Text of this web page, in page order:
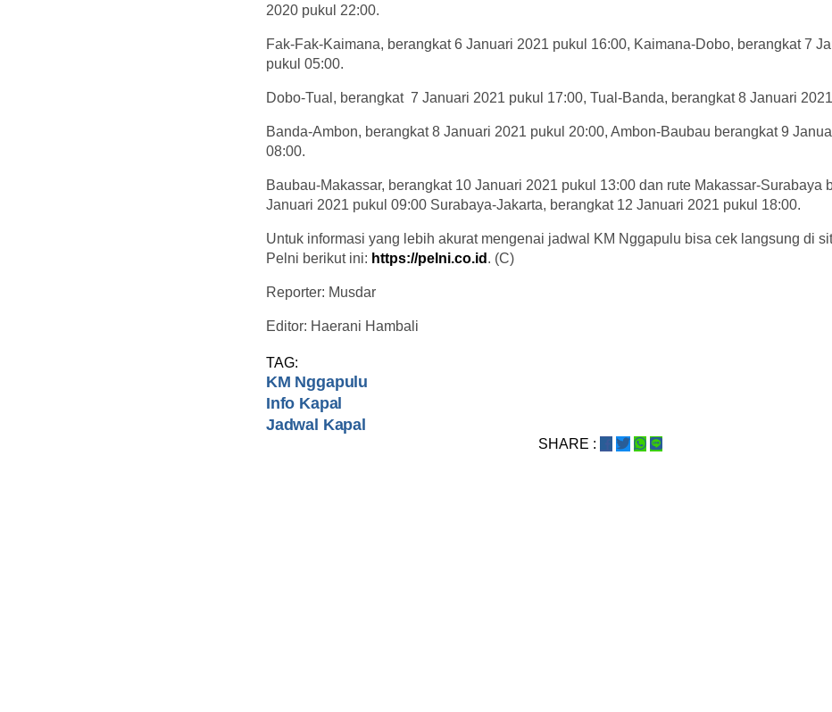
2020 pukul 22:00.
Fak-Fak-Kaimana, berangkat 6 Januari 2021 pukul 16:00, Kaimana-Dobo, berangkat 7
pukul 05:00.
Dobo-Tual, berangkat 7 Januari 2021 pukul 17:00, Tual-Banda, berangkat 8 Januari
Banda-Ambon, berangkat 8 Januari 2021 pukul 20:00, Ambon-Baubau berangkat 9
08:00.
Baubau-Makassar, berangkat 10 Januari 2021 pukul 13:00 dan rute Makassar-Surabaya
Januari 2021 pukul 09:00 Surabaya-Jakarta, berangkat 12 Januari 2021 pukul 18:00.
Untuk informasi yang lebih akurat mengenai jadwal KM Nggapulu bisa cek langsung di
Pelni berikut ini: https://pelni.co.id . (C)
Reporter: Musdar
Editor: Haerani Hambali
TAG:
KM Nggapulu
Info Kapal
Jadwal Kapal
SHARE :